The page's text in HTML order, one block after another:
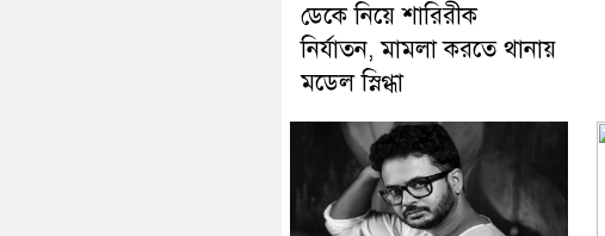
ডেকে নিয়ে শারিরীক
নির্যাতন, মামলা করতে থানায়
মডেল স্নিগ্ধা